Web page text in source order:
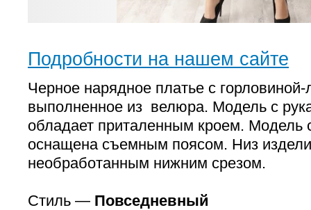
Подробности на нашем сайте
Черное нарядное платье с горловиной-
выполненное из велюра. Модель с
обладает приталенным кроем. Модель
оснащена съемным поясом. Низ
необработанным нижним срезом.
Стиль — Повседневный